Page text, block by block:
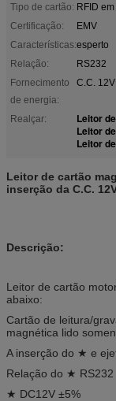
Tipo de cartão: RFID
Certificação:
EMV
Características:esperto
Relação:
RS232
Fornecimento
de energia:
C.C. 12V
Realçar: Leitor
Leitor
Leitor
Leitor de cartão
inserção da C.C.
Descrição:
Leitor de cartão
abaixo:
Cartão de leitura/
magnética lido
A inserção do ★ e
Relação do ★ RS232
★ DC12V ±5%